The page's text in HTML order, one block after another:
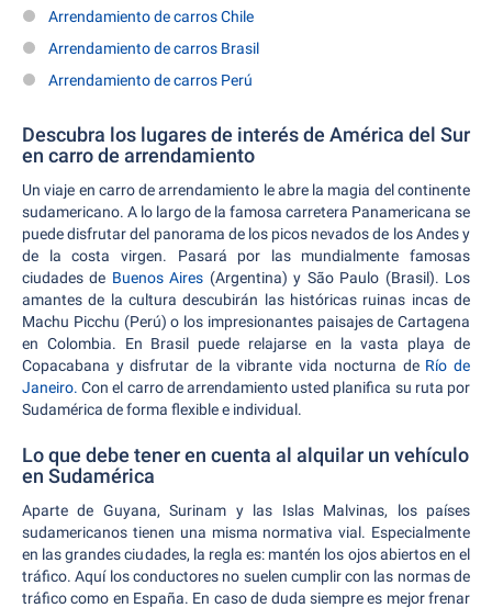
Arrendamiento de carros Chile
Arrendamiento de carros Brasil
Arrendamiento de carros Perú
Descubra los lugares de interés de América del Sur
en carro de arrendamiento
Un viaje en carro de arrendamiento le abre la magia del continente
sudamericano. A lo largo de la famosa carretera Panamericana se
puede disfrutar del panorama de los picos nevados de los Andes y
de la costa virgen. Pasará por las mundialmente famosas
ciudades de Buenos Aires (Argentina) y São Paulo (Brasil). Los
amantes de la cultura descubirán las históricas ruinas incas de
Machu Picchu (Perú) o los impresionantes paisajes de Cartagena
en Colombia. En Brasil puede relajarse en la vasta playa de
Copacabana y disfrutar de la vibrante vida nocturna de Río de
Janeiro. Con el carro de arrendamiento usted planifica su ruta por
Sudamérica de forma flexible e individual.
Lo que debe tener en cuenta al alquilar un vehículo
en Sudamérica
Aparte de Guyana, Surinam y las Islas Malvinas, los países
sudamericanos tienen una misma normativa vial. Especialmente
en las grandes ciudades, la regla es: mantén los ojos abiertos en el
tráfico. Aquí los conductores no suelen cumplir con las normas de
tráfico como en España. En caso de duda siempre es mejor frenar